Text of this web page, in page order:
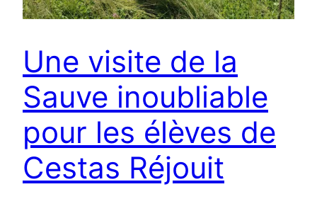
Une visite de la
Sauve inoubliable
pour les élèves de
Cestas Réjouit